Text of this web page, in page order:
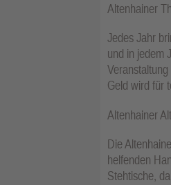
Altenhainer
Jedes Jahr
und in jedem
Geld wird für
Altenhainer
Die
helfenden
Stehtische,